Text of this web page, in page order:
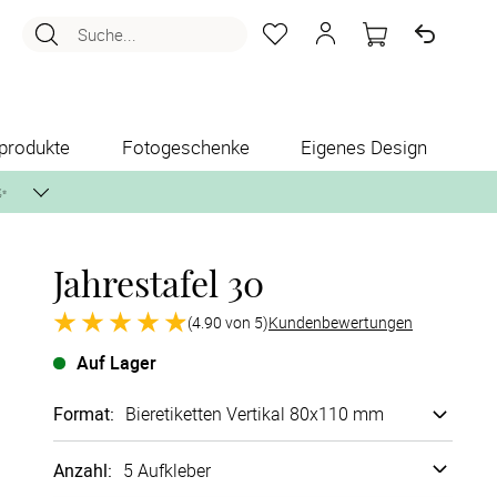
Suche...
Fotogeschenke Eigenes Design
per Post zusenden.
Jahrestafel 30
(4.90 von 5)Kundenbewertungen
Auf Lager
Format: Bieretiketten Vertikal 80x110 mm
Anzahl: 5 Aufkleber